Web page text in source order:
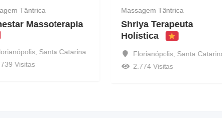
Tântrica
Massoterapia
, Santa Catarina
Visitas
Massagem Tântrica
Shriya Terapeuta
Holística
Florianópolis Santa
2.774 Visitas